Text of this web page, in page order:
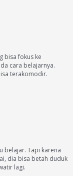
bisa fokus ke
cara belajarnya.
terakomodir.
belajar. Tapi karena
dia bisa betah duduk
lagi.